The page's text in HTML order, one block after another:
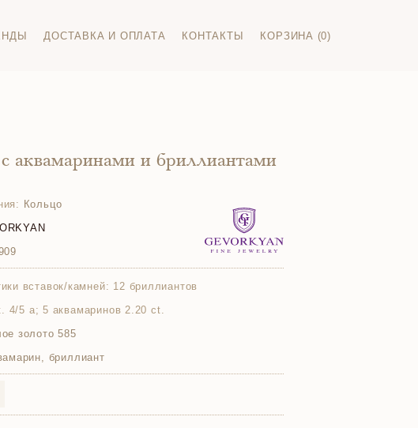
ДОСТАВКА И ОПЛАТА КОНТАКТЫ КОРЗИНА (0)
аквамаринами и бриллиантами
Кольцо
вставок/камней: 12 бриллиантов
4/5 а; 5 аквамаринов 2.20 ct.
золото 585
бриллиант